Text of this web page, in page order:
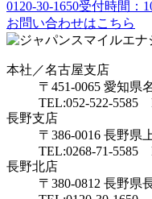
0120-30-1650受付時間：
お問い合わせはこちら
本社／名古屋支店
〒451-0065 愛知県
TEL:052-522-5585
長野支店
〒386-0016 長野県
TEL:0268-71-5585
長野北店
〒380-0812 長野県